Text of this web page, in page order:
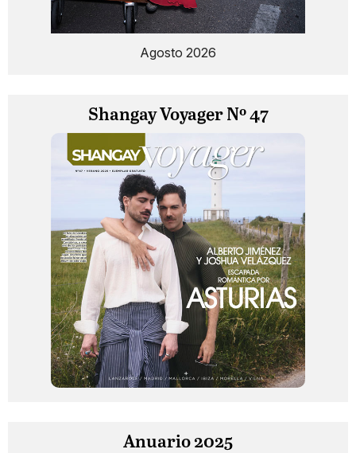
Agosto 2026
Shangay Voyager Nº 47
Anuario 2025